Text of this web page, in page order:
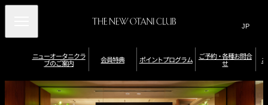
Search
サ
ト
検
索
言
り
替
メ
ュ
JP (日本語)
(English)
Select Language▼
ニューオータニクラ
ブのご案内
ニ
ュ
会員特典
会員限定優待券
ポイントプログラム
ポ
ご予約・各種お問合
せ